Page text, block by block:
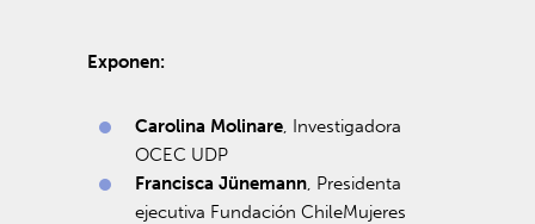
Exponen:
Carolina Molinare, Investigadora
OCEC UDP
Francisca Jünemann, Presidenta
ejecutiva Fundación ChileMujeres